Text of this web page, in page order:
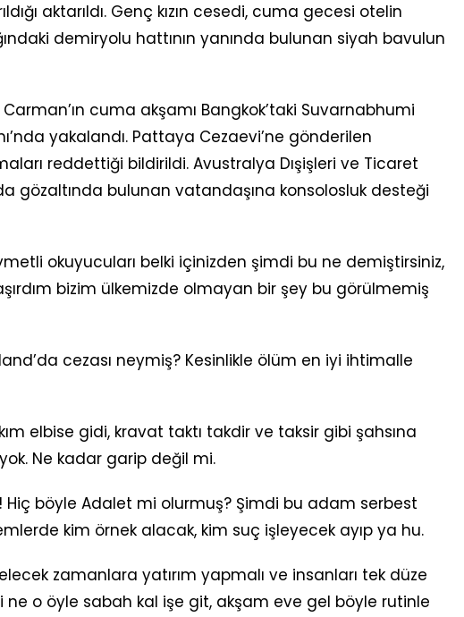
aktarıldı. Genç kızın cesedi, cuma gecesi otelin
demiryolu hattının yanında bulunan siyah bavulun
cuma akşamı Bangkok’taki Suvarnabhumi
yakalandı. Pattaya Cezaevi’ne gönderilen
reddettiği bildirildi. Avustralya Dışişleri ve Ticaret
gözaltında bulunan vatandaşına konsolosluk desteği
okuyucuları belki içinizden şimdi bu ne demiştirsiniz,
bizim ülkemizde olmayan bir şey bu görülmemiş
cezası neymiş? Kesinlikle ölüm en iyi ihtimalle
elbise gidi, kravat taktı takdir ve taksir gibi şahsına
Ne kadar garip değil mi.
Hiç böyle Adalet mi olurmuş? Şimdi bu adam serbest
kim örnek alacak, kim suç işleyecek ayıp ya hu.
zamanlara yatırım yapmalı ve insanları tek düze
o öyle sabah kal işe git, akşam eve gel böyle rutinle